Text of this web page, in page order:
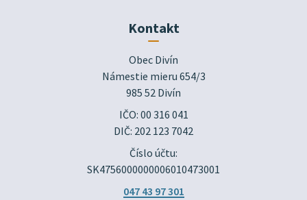
Kontakt
Obec Divín
Námestie mieru 654/3
985 52 Divín
IČO: 00 316 041
DIČ: 202 123 7042
Číslo účtu:
SK4756000000006010473001
047 43 97 301